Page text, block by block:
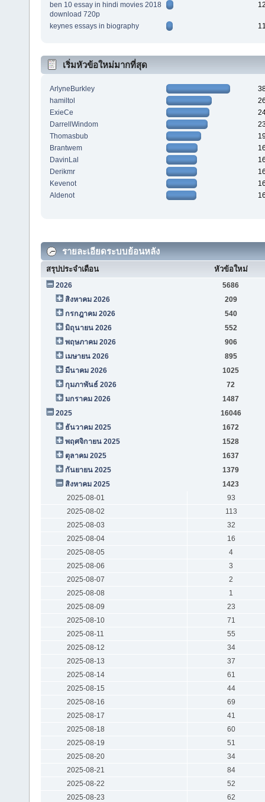
ben 10 essay in hindi movies 2018
download 720p
keynes essays in biography
เริ่มหัวข้อใหม่มากที่สุด
ArlyneBurkley
hamiltol
ExieCe
DarrellWindom
Thomasbub
Brantwem
DavinLal
Derikmr
Kevenot
Aldenot
รายละเอียดระบบย้อนหลัง
สรุปประจำเดือน หัวข้อใหม่
2026
5686
สิงหาคม 2026
209
กรกฎาคม 2026
540
มิถุนายน 2026
552
พฤษภาคม 2026
906
เมษายน 2026
895
มีนาคม 2026
1025
กุมภาพันธ์ 2026
72
มกราคม 2026
1487
2025
16046
ธันวาคม 2025
1672
พฤศจิกายน 2025
1528
ตุลาคม 2025
1637
กันยายน 2025
1379
สิงหาคม 2025
1423
2025-08-01
93
2025-08-02
113
2025-08-03
32
2025-08-04
16
2025-08-05
4
2025-08-06
3
2025-08-07
2
2025-08-08
1
2025-08-09
23
2025-08-10
71
2025-08-11
55
2025-08-12
34
2025-08-13
37
2025-08-14
61
2025-08-15
44
2025-08-16
69
2025-08-17
41
2025-08-18
60
2025-08-19
51
2025-08-20
34
2025-08-21
84
2025-08-22
52
2025-08-23
62